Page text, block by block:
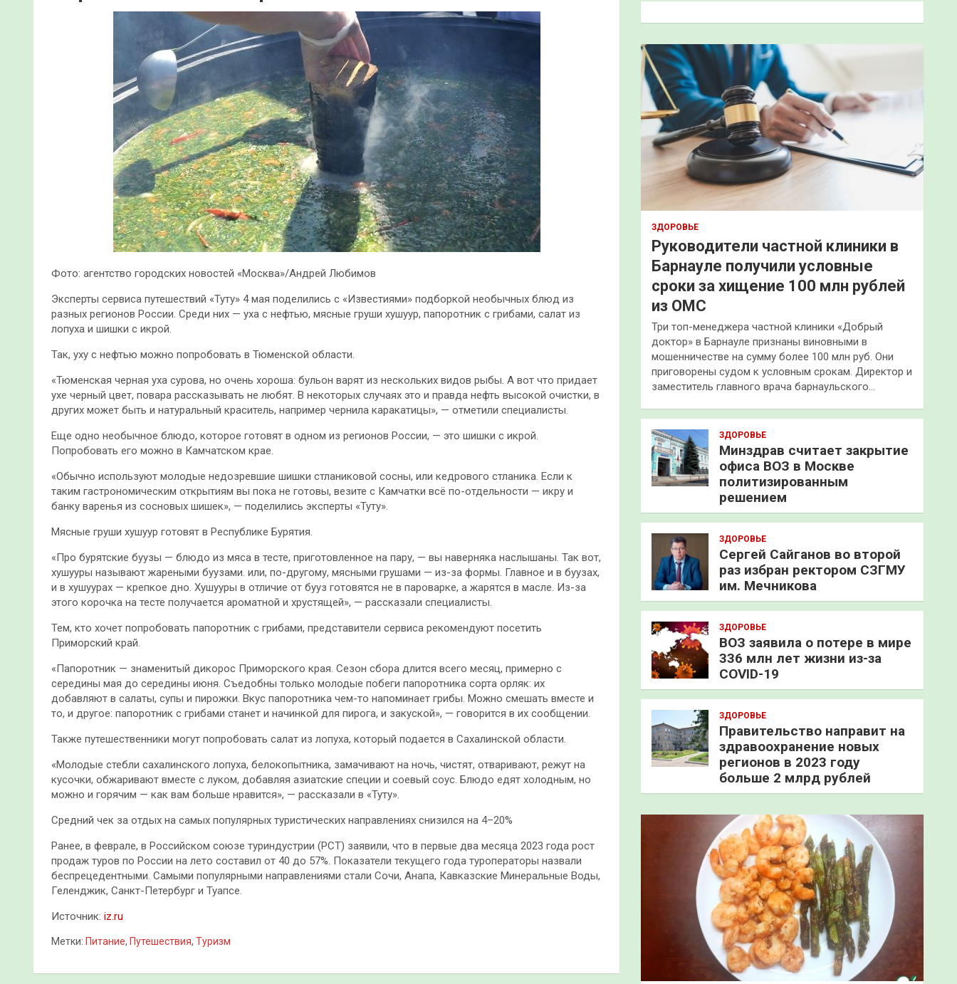
Фото: агентство городских новостей «Москва»/Андрей Любимов
Эксперты сервиса путешествий «Туту» 4 мая поделились с «Известиями» подборкой необычных блюд из
разных регионов России. Среди них — уха с нефтью, мясные груши хушуур, папоротник с грибами, салат из
лопуха и шишки с икрой.
Так, уху с нефтью можно попробовать в Тюменской области.
«Тюменская черная уха сурова, но очень хороша: бульон варят из нескольких видов рыбы. А вот что придает
ухе черный цвет, повара рассказывать не любят. В некоторых случаях это и правда нефть высокой очистки, в
других может быть и натуральный краситель, например чернила каракатицы», — отметили специалисты.
Еще одно необычное блюдо, которое готовят в одном из регионов России, — это шишки с икрой.
Попробовать его можно в Камчатском крае.
«Обычно используют молодые недозревшие шишки стланиковой сосны, или кедрового стланика. Если к
таким гастрономическим открытиям вы пока не готовы, везите с Камчатки всё по-отдельности — икру и
банку варенья из сосновых шишек», — поделились эксперты «Туту».
Мясные груши хушуур готовят в Республике Бурятия.
«Про бурятские буузы — блюдо из мяса в тесте, приготовленное на пару, — вы наверняка наслышаны. Так вот,
хушууры называют жареными буузами. или, по-другому, мясными грушами — из-за формы. Главное и в буузах,
и в хушуурах — крепкое дно. Хушууры в отличие от бууз готовятся не в пароварке, а жарятся в масле. Из-за
этого корочка на тесте получается ароматной и хрустящей», — рассказали специалисты.
Тем, кто хочет попробовать папоротник с грибами, представители сервиса рекомендуют посетить
Приморский край.
«Папоротник — знаменитый дикорос Приморского края. Сезон сбора длится всего месяц, примерно с
середины мая до середины июня. Съедобны только молодые побеги папоротника сорта орляк: их
добавляют в салаты, супы и пирожки. Вкус папоротника чем-то напоминает грибы. Можно смешать вместе и
то, и другое: папоротник с грибами станет и начинкой для пирога, и закуской», — говорится в их сообщении.
Также путешественники могут попробовать салат из лопуха, который подается в Сахалинской области.
«Молодые стебли сахалинского лопуха, белокопытника, замачивают на ночь, чистят, отваривают, режут на
кусочки, обжаривают вместе с луком, добавляя азиатские специи и соевый соус. Блюдо едят холодным, но
можно и горячим — как вам больше нравится», — рассказали в «Туту».
Средний чек за отдых на самых популярных туристических направлениях снизился на 4–20%
Ранее, в феврале, в Российском союзе туриндустрии (РСТ) заявили, что в первые два месяца 2023 года рост
продаж туров по России на лето составил от 40 до 57%. Показатели текущего года туроператоры назвали
беспрецедентными. Самыми популярными направлениями стали Сочи, Анапа, Кавказские Минеральные Воды,
Геленджик, Санкт-Петербург и Туапсе.
Источник: iz.ru
Метки: Питание, Путешествия, Туризм
к
ЗДОРОВЬЕ
Руководители частной клиники в
Барнауле получили условные
сроки за хищение 100 млн рублей
из ОМС
Три топ-менеджера частной клиники «Добрый
доктор» в Барнауле признаны виновными в
мошенничестве на сумму более 100 млн руб. Они
приговорены судом к условным срокам. Директор и
заместитель главного врача барнаульского…
ЗДОРОВЬЕ
Минздрав считает закрытие
офиса ВОЗ в Москве
политизированным
решением
ЗДОРОВЬЕ
Сергей Сайганов во второй
раз избран ректором СЗГМУ
им. Мечникова
ЗДОРОВЬЕ
ВОЗ заявила о потере в мире
336 млн лет жизни из-за
COVID-19
ЗДОРОВЬЕ
Правительство направит на
здравоохранение новых
регионов в 2023 году
больше 2 млрд рублей